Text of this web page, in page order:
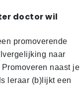
doctor wil
promoverende
naar
naast je
leraar (b)lijkt een